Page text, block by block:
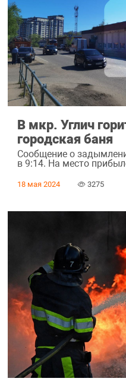
В мкр. Углич
городская баня
Сообщение о
в 9:14. На место
18 мая 2024 3275